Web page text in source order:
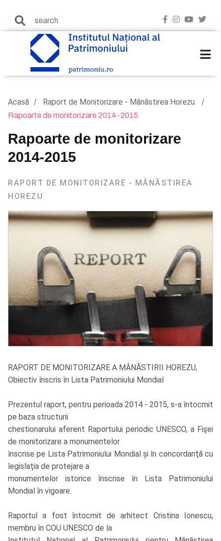
Acasă Raport de Monitorizare - Mănăstirea Horezu
Rapoarte de monitorizare 2014-2015
Rapoarte de monitorizare
2014-2015
RAPORT DE MONITORIZARE - MĂNĂSTIREA
HOREZU
RAPORT DE MONITORIZARE A MÂNĂSTIRII HOREZU,
Obiectiv înscris în Lista Patrimoniului Mondial
Prezentul raport, pentru perioada 2014 - 2015, s-a întocmit
pe baza structurii
chestionarului aferent Raportului periodic UNESCO, a Fişei
de monitorizare a monumentelor
înscrise pe Lista Patrimoniului Mondial și în concordanţă cu
legislaţia de protejare a
monumentelor istorice înscrise în Lista Patrimoniului
Mondial în vigoare.
Raportul a fost întocmit de arhitect Cristina Ionescu,
membru în COU UNESCO de la